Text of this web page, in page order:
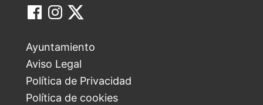
Ayuntamiento
Aviso Legal
Política de Privacidad
Política de cookies